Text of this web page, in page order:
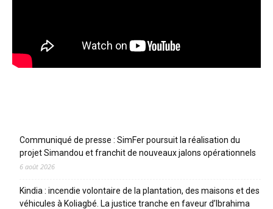
Communiqué de presse : SimFer poursuit la réalisation du
projet Simandou et franchit de nouveaux jalons opérationnels
6 août 2026
Kindia : incendie volontaire de la plantation, des maisons et des
véhicules à Koliagbé. La justice tranche en faveur d’Ibrahima